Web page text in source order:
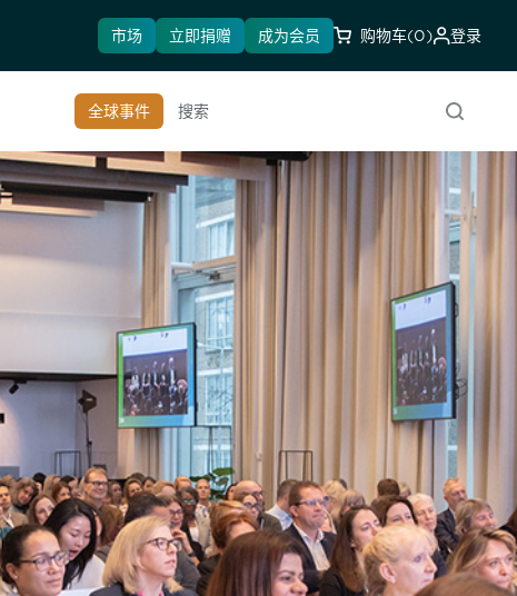
市场 立即捐赠 成为会员 购物车(0) 登录
全球事件
搜索